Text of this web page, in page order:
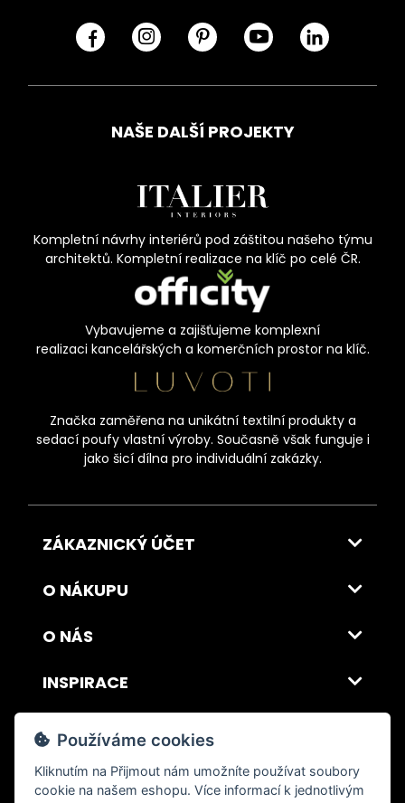
NAŠE DALŠÍ PROJEKTY
Kompletní návrhy interiérů pod záštitou našeho týmu
architektů. Kompletní realizace na klíč po celé ČR.
Vybavujeme a zajišťujeme komplexní
realizaci kancelářských a komerčních prostor na klíč.
Značka zaměřena na unikátní textilní produkty a
sedací poufy vlastní výroby. Současně však funguje i
jako šicí dílna pro individuální zakázky.
ZÁKAZNICKÝ ÚČET
O NÁKUPU
O NÁS
INSPIRACE
DOPRAVA A PLATBA
© 2026 ITALSKY INTERIER s.r.o. Vytvořilo INIZIO Internet Media s.r.o.|
Používáme cookies
Kliknutím na Přijmout nám umožníte používat soubory
cookie na našem eshopu. Více informací k jednotlivým